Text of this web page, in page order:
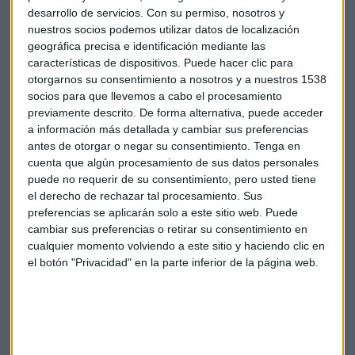
desarrollo de servicios. Con su permiso, nosotros y
nuestros socios podemos utilizar datos de localización
geográfica precisa e identificación mediante las
características de dispositivos. Puede hacer clic para
otorgarnos su consentimiento a nosotros y a nuestros 1538
socios para que llevemos a cabo el procesamiento
previamente descrito. De forma alternativa, puede acceder
a información más detallada y cambiar sus preferencias
antes de otorgar o negar su consentimiento. Tenga en
cuenta que algún procesamiento de sus datos personales
puede no requerir de su consentimiento, pero usted tiene
el derecho de rechazar tal procesamiento. Sus
preferencias se aplicarán solo a este sitio web. Puede
cambiar sus preferencias o retirar su consentimiento en
cualquier momento volviendo a este sitio y haciendo clic en
el botón "Privacidad" en la parte inferior de la página web.
50%, mientras que entre el 1 y el 8 de junio el retroceso ha
sido del 34%. En los mercados donde las tiendas ya estaban
plenamente abiertas, este fue del 16%.
El canal de ventaonline sí se ha mantenido abierto
durante el confinamiento,registrando uncrecimiento
de las ventas del50%en el primer trimestre, lo que ha
permitido en parte amortiguar la caída en el periodo.
Plan de 2.700 millones para mejorar el
negocio online
Y es que el confinamientoha reforzado las ventas a
través de internet, por lo que la multinacional quiere